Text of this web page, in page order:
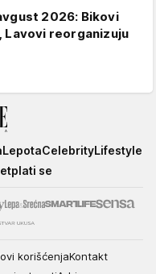
2026: Bikovi
Lavovi reorganizuju
LepotaCelebrityLifestyle
se
korišćenjaKontakt